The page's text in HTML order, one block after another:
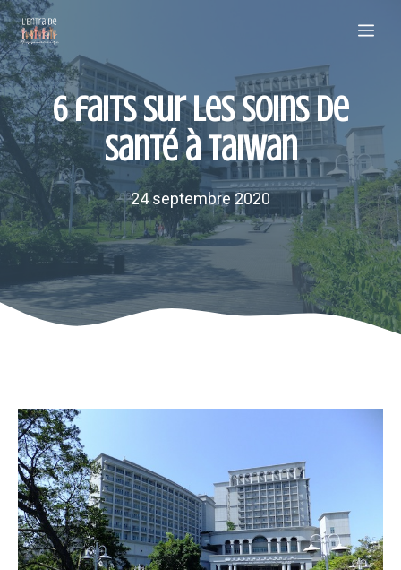
Aller
au
contenu
6 faits sur les soins de
santé à Taiwan
24 septembre 2020